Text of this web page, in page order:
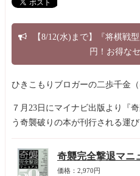
【8/12(水)まで】『将棋戦
円！お得な
ひきこもりブロガーの二歩千金
７月23日にマイナビ出版より『
う奇襲破りの本が刊行される運び
奇襲完全撃退マニ
価格：2,970円